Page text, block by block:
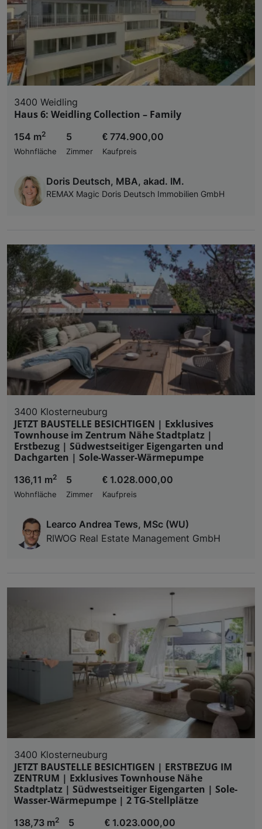
3400 Weidling
Haus 6: Weidling Collection – Family
154 m2
Wohnfläche
5
Zimmer
€ 774.900,00
Kaufpreis
Doris Deutsch, MBA, akad. IM.
REMAX Magic Doris Deutsch Immobilien GmbH
3400 Klosterneuburg
JETZT BAUSTELLE BESICHTIGEN | Exklusives
Townhouse im Zentrum Nähe Stadtplatz |
Erstbezug | Südwestseitiger Eigengarten und
Dachgarten | Sole-Wasser-Wärmepumpe
136,11 m2
Wohnfläche
5
Zimmer
€ 1.028.000,00
Kaufpreis
Learco Andrea Tews, MSc (WU)
RIWOG Real Estate Management GmbH
3400 Klosterneuburg
JETZT BAUSTELLE BESICHTIGEN | ERSTBEZUG IM
ZENTRUM | Exklusives Townhouse Nähe
Stadtplatz | Südwestseitiger Eigengarten | Sole-
Wasser-Wärmepumpe | 2 TG-Stellplätze
138,73 m2
5 € 1.023.000,00